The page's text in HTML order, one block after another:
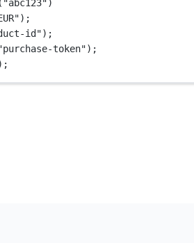
( "abc123")
);
id");
token");